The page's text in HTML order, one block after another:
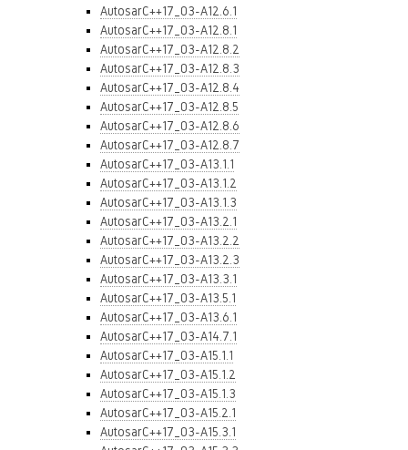
AutosarC++17_03-A12.6.1
AutosarC++17_03-A12.8.1
AutosarC++17_03-A12.8.2
AutosarC++17_03-A12.8.3
AutosarC++17_03-A12.8.4
AutosarC++17_03-A12.8.5
AutosarC++17_03-A12.8.6
AutosarC++17_03-A12.8.7
AutosarC++17_03-A13.1.1
AutosarC++17_03-A13.1.2
AutosarC++17_03-A13.1.3
AutosarC++17_03-A13.2.1
AutosarC++17_03-A13.2.2
AutosarC++17_03-A13.2.3
AutosarC++17_03-A13.3.1
AutosarC++17_03-A13.5.1
AutosarC++17_03-A13.6.1
AutosarC++17_03-A14.7.1
AutosarC++17_03-A15.1.1
AutosarC++17_03-A15.1.2
AutosarC++17_03-A15.1.3
AutosarC++17_03-A15.2.1
AutosarC++17_03-A15.3.1